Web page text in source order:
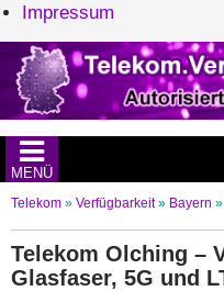
Impressum
MENÜ
Telekom » Verfügbarkeit» Bayern »
Telekom Olching –
Glasfaser, 5G und